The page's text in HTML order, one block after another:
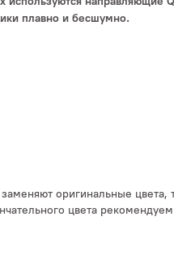
плавно и бесшумно.
оригинальные цвета,
цвета